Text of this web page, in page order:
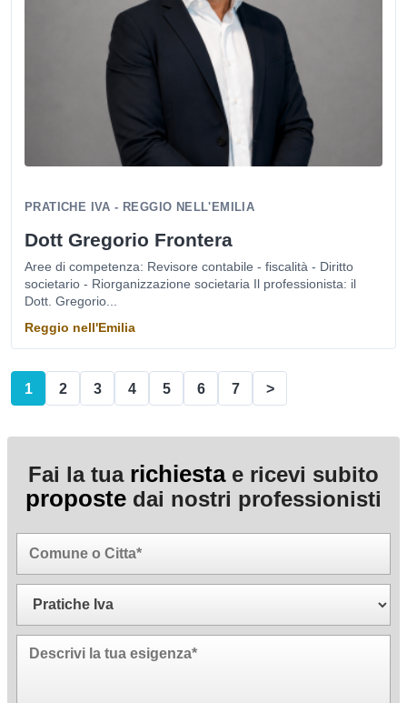
PRATICHE IVA - REGGIO NELL'EMILIA
Dott Gregorio Frontera
Aree di competenza: Revisore contabile - fiscalità - Diritto
societario - Riorganizzazione societaria Il professionista: il
Dott. Gregorio...
Reggio nell'Emilia
1 2 3 4 5 6 7 >
Fai la tua richiestae ricevi subito
proposte dai nostri professionisti